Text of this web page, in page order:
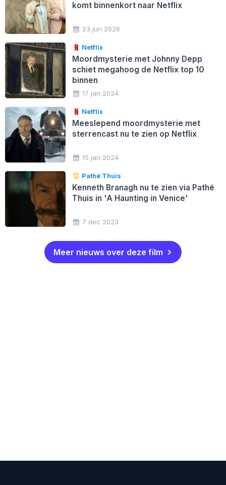
komt binnenkort naar Netflix
23 jun 2026
Netflix
Moordmysterie met Johnny Depp
schiet megahoog de Netflix top 10
binnen
17 jan 2024
Netflix
Meeslepend moordmysterie met
sterrencast nu te zien op Netflix
15 jan 2024
Pathé Thuis
Kenneth Branagh nu te zien via Pathé
Thuis in 'A Haunting in Venice'
7 dec 2023
Meer nieuws over deze film